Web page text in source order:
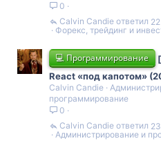
0
Форекс, трейдинг и
Calvin Candie
💻 Программирование
React «под капотом»
Calvin Candie
программирование
0
Администрирование и
Calvin Candie